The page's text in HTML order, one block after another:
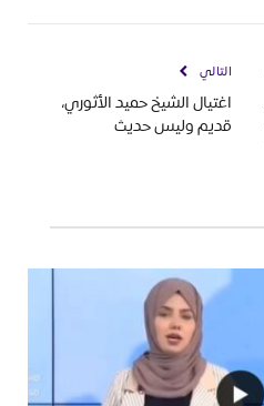
التالي
اغتيال الشيخ حميد الأثوري،
قديم وليس حديث